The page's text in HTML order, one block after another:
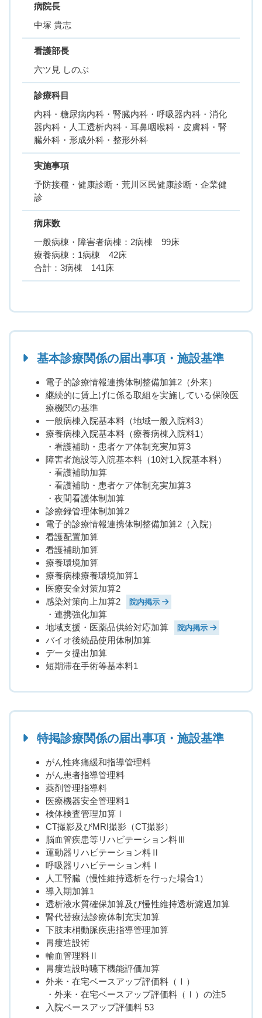
病院長
中塚 貴志
看護部長
六ツ見 しのぶ
診療科目
内科・糖尿病内科・腎臓内科・呼吸器内科・消化
器内科・人工透析内科・耳鼻咽喉科・皮膚科・腎
臓外科・形成外科・整形外科
実施事項
予防接種・健康診断・荒川区民健康診断・企業健
診
病床数
一般病棟・障害者病棟：2病棟 99床
療養病棟：1病棟 42床
合計：3病棟 141床
基本診療関係の届出事項・施設基準
電子的診療情報連携体制整備加算2（外来）
継続的に賃上げに係る取組を実施している保険医
療機関の基準
一般病棟入院基本料（地域一般入院料3）
療養病棟入院基本料（療養病棟入院料1）
・看護補助・患者ケア体制充実加算3
障害者施設等入院基本料（10対1入院基本料）
・看護補助加算
・看護補助・患者ケア体制充実加算3
・夜間看護体制加算
診療録管理体制加算2
電子的診療情報連携体制整備加算2（入院）
看護配置加算
看護補助加算
療養環境加算
療養病棟療養環境加算1
医療安全対策加算2
感染対策向上加算2
院内掲示
・連携強化加算
地域支援・医薬品供給対応加算
院内掲示
バイオ後続品使用体制加算
データ提出加算
短期滞在手術等基本料1
特掲診療関係の届出事項・施設基準
がん性疼痛緩和指導管理料
がん患者指導管理料
薬剤管理指導料
医療機器安全管理料1
検体検査管理加算Ⅰ
CT撮影及びMRI撮影（CT撮影）
脳血管疾患等リハビテーション料Ⅲ
運動器リハビテーション料Ⅱ
呼吸器リハビテーション料Ⅰ
人工腎臓（慢性維持透析を行った場合1）
導入期加算1
透析液水質確保加算及び慢性維持透析濾過加算
腎代替療法診療体制充実加算
下肢末梢動脈疾患指導管理加算
胃瘻造設術
輸血管理料Ⅱ
胃瘻造設時嚥下機能評価加算
外来・在宅ベースアップ評価料（Ⅰ）
・外来・在宅ベースアップ評価料（Ⅰ）の注5
入院ベースアップ評価料 53